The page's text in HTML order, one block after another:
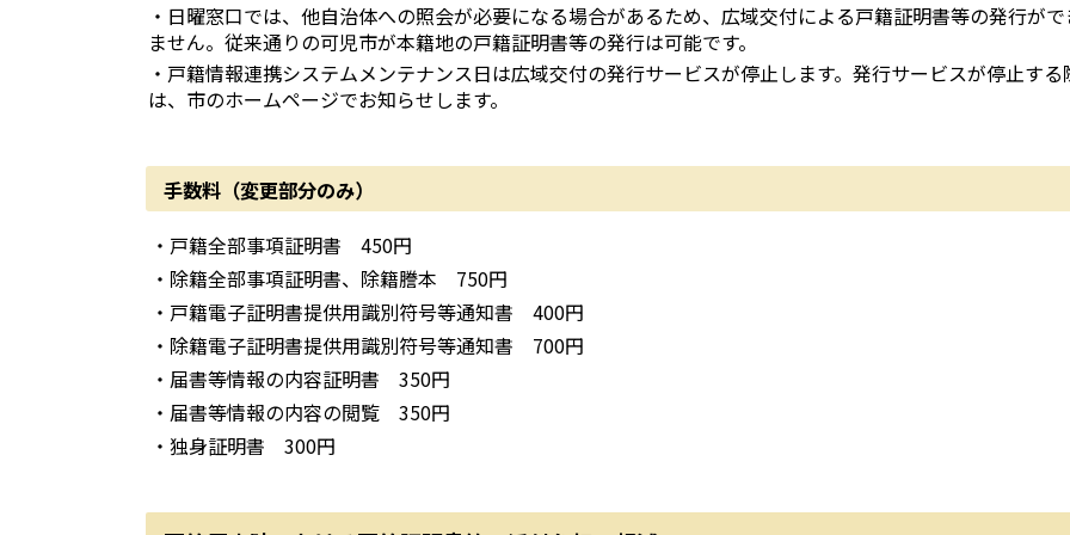
・日曜窓口では、他自治体への照会が必要になる場合があるため、広域交付による戸籍証明書等の発行が
ません。従来通りの可児市が本籍地の戸籍証明書等の発行は可能です。
・戸籍情報連携システムメンテナンス日は広域交付の発行サービスが停止します。発行サービスが停止する
は、市のホームページでお知らせします。
手数料（変更部分のみ）
・戸籍全部事項証明書 450円
・除籍全部事項証明書、除籍謄本 750円
・戸籍電子証明書提供用識別符号等通知書 400円
・除籍電子証明書提供用識別符号等通知書 700円
・届書等情報の内容証明書 350円
・届書等情報の内容の閲覧 350円
・独身証明書 300円